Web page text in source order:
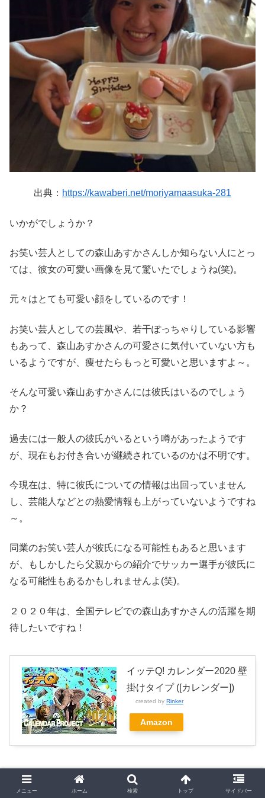
出典： https://kawaberi.net/moriyamaasuka-281
いかがでしょうか？
お笑い芸人としての森山あすかさんしか知らない人にとっ
ては、彼女の可愛い画像を見て驚いたでしょうね(笑)。
元々はとても可愛い顔をしているのです！
お笑い芸人としての芸風や、若干ぽっちゃりしている影響
もあって、森山あすかさんの可愛さに気付いていない方も
いるようですが、痩せたらもっと可愛いと思いますよ～。
そんな可愛い森山あすかさんには彼氏はいるのでしょう
か？
過去には一般人の彼氏がいるという噂があったようです
が、現在もお付き合いが継続されているのかは不明です。
今現在は、特に彼氏についての情報は出回っていません
し、芸能人などとの熱愛情報も上がっていないようですね
～。
同業のお笑い芸人が彼氏になる可能性もあると思います
が、もしかしたら父親からの紹介でサッカー選手が彼氏に
なる可能性もあるかもしれませんよ(笑)。
２０２０年は、全国テレビでの森山あすかさんの活躍を期
待したいですね！
イッテQ! カレンダー2020 壁
掛けタイプ ([カレンダー])
created by Rinker
Amazon
メニュー ホーム 検索 トップ サイドバー